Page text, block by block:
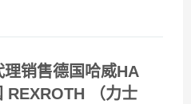
销售德国哈威HA
REXROTH （力士